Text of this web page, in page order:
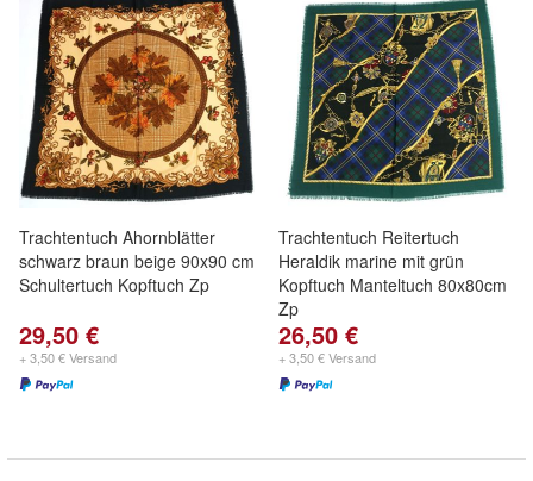
Trachtentuch Ahornblätter
schwarz braun beige 90x90 cm
Schultertuch Kopftuch Zp
29,50 €
+ 3,50 € Versand
Trachtentuch Reitertuch
Heraldik marine mit grün
Kopftuch Manteltuch 80x80cm
Zp
26,50 €
+ 3,50 € Versand